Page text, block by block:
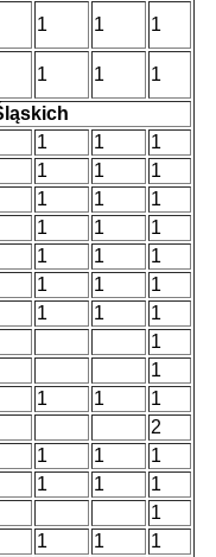
1 1 1
1 1
1
1 1
1
1 1
1
1 1
1
1 1
1
1 1
1
1 1
1
1 1
1
1
1
1 1
1
2
1 1
1
1 1
1
1
1 1
1